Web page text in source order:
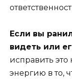
Если вы
видеть или
исправить
энергию в то,